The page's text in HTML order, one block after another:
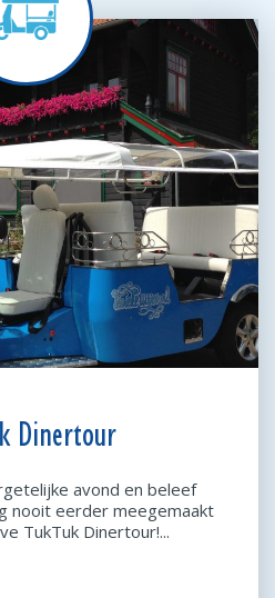
Dinertour
avond en beleef
nooit eerder meegemaakt
TukTuk Dinertour!...